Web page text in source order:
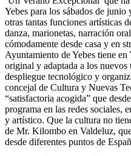
Yebes para los sábados de
otras tantas funciones artísticas
danza, marionetas, narración
cómodamente desde casa y en
Ayuntamiento de Yebes tiene
original y adaptada a los
despliegue tecnológico y
concejal de Cultura y Nuevas
“satisfactoria acogida” que
programa en las redes sociales,
y artístico. Que la cultura no
de Mr. Kilombo en Valdeluz,
desde diferentes puntos de